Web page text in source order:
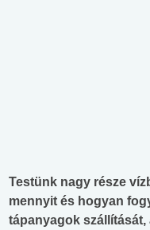
Testünk nagy része
mennyit és hogyan
tápanyagok szállítását,